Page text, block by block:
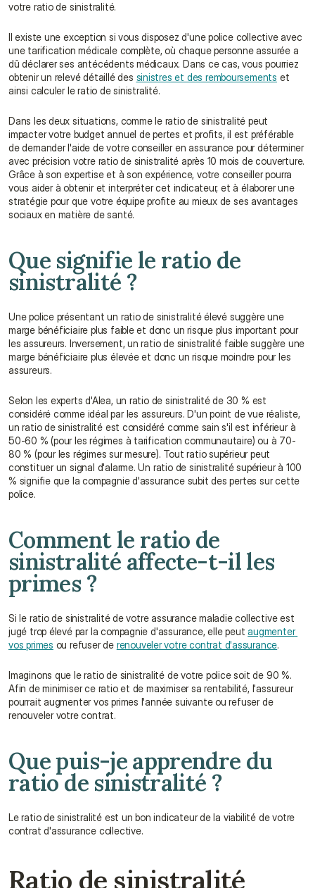
votre ratio de sinistralité.
Il existe une exception si vous disposez d'une police collective avec
une tarification médicale complète, où chaque personne assurée a
dû déclarer ses antécédents médicaux. Dans ce cas, vous pourriez
obtenir un relevé détaillé des sinistres et des remboursements et
ainsi calculer le ratio de sinistralité.
Dans les deux situations, comme le ratio de sinistralité peut
impacter votre budget annuel de pertes et profits, il est préférable
de demander l'aide de votre conseiller en assurance pour déterminer
avec précision votre ratio de sinistralité après 10 mois de couverture.
Grâce à son expertise et à son expérience, votre conseiller pourra
vous aider à obtenir et interpréter cet indicateur, et à élaborer une
stratégie pour que votre équipe profite au mieux de ses avantages
sociaux en matière de santé.
Que signifie le ratio de
sinistralité ?
Une police présentant un ratio de sinistralité élevé suggère une
marge bénéficiaire plus faible et donc un risque plus important pour
les assureurs. Inversement, un ratio de sinistralité faible suggère une
marge bénéficiaire plus élevée et donc un risque moindre pour les
assureurs.
Selon les experts d'Alea, un ratio de sinistralité de 30 % est
considéré comme idéal par les assureurs. D'un point de vue réaliste,
un ratio de sinistralité est considéré comme sain s'il est inférieur à
50-60 % (pour les régimes à tarification communautaire) ou à 70-
80 % (pour les régimes sur mesure). Tout ratio supérieur peut
constituer un signal d'alarme. Un ratio de sinistralité supérieur à 100
% signifie que la compagnie d'assurance subit des pertes sur cette
police.
Comment le ratio de
sinistralité affecte-t-il les
primes ?
Si le ratio de sinistralité de votre assurance maladie collective est
jugé trop élevé par la compagnie d'assurance, elle peut augmenter
vos primes ou refuser de renouveler votre contrat d'assurance.
Imaginons que le ratio de sinistralité de votre police soit de 90 %.
Afin de minimiser ce ratio et de maximiser sa rentabilité, l'assureur
pourrait augmenter vos primes l'année suivante ou refuser de
renouveler votre contrat.
Que puis-je apprendre du
ratio de sinistralité ?
Le ratio de sinistralité est un bon indicateur de la viabilité de votre
contrat d'assurance collective.
Ratio de sinistralité